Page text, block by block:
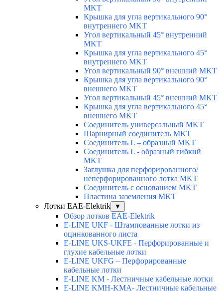
MKT
Крышка для угла вертикального 90°
внутреннего MKT
Угол вертикальный 45° внутренний
MKT
Крышка для угла вертикального 45°
внутреннего MKT
Угол вертикальный 90° внешний MKT
Крышка для угла вертикального 90°
внешнего MKT
Угол вертикальный 45° внешний MKT
Крышка для угла вертикального 45°
внешнего MKT
Соединитель универсальный MKT
Шарнирный соединитель MKT
Соединитель L – образный MKT
Соединитель L - образный гибкий
MKT
Заглушка для перфорированного/
неперфорированного лотка MKT
Соединитель с основанием MKT
Пластина заземления MKT
Лотки EAE-Elektrik
▼
Обзор лотков EAE-Elektrik
E-LINE UKF - Штампованные лотки из
оцинкованного листа
E-LINE UKS-UKFE - Перфорированные и
глухие кабельные лотки
E-LINE UKFG – Перфорированные
кабельные лотки
E-LINE KM - Лестничные кабельные лотки
E-LINE KMH-KMA- Лестничные кабельные